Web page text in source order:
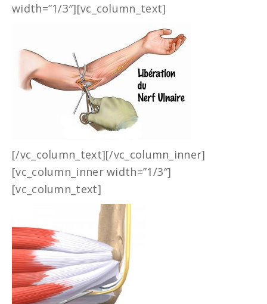
width=”1/3″][vc_column_text]
[/vc_column_text][/vc_column_inner]
[vc_column_inner width=”1/3″]
[vc_column_text]